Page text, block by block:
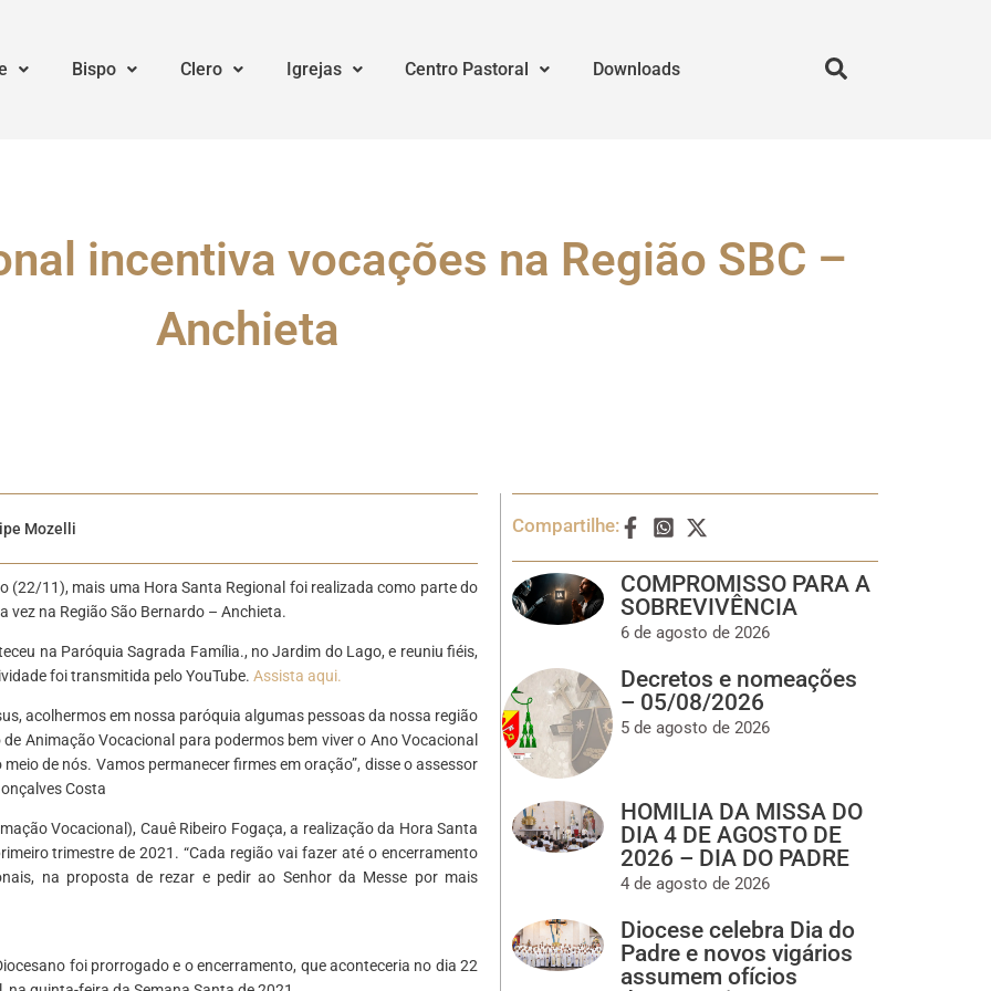
Bispo Clero Igrejas Centro Pastoral Downloads
incentiva vocações na Região SBC –
Anchieta
Mozelli
(22/11), mais uma Hora Santa Regional foi realizada como parte do
vez na Região São Bernardo – Anchieta.
na Paróquia Sagrada Família., no Jardim do Lago, e reuniu fiéis,
foi transmitida pelo YouTube. Assista aqui.
acolhermos em nossa paróquia algumas pessoas da nossa região
Animação Vocacional para podermos bem viver o Ano Vocacional
de nós. Vamos permanecer firmes em oração”, disse o assessor
Costa
Vocacional), Cauê Ribeiro Fogaça, a realização da Hora Santa
trimestre de 2021. “Cada região vai fazer até o encerramento
na proposta de rezar e pedir ao Senhor da Messe por mais
foi prorrogado e o encerramento, que aconteceria no dia 22
Compartilhe:
COMPROMISSO PARA A
SOBREVIVÊNCIA
6 de agosto de 2026
Decretos e nomeações
– 05/08/2026
5 de agosto de 2026
HOMILIA DA MISSA DO
DIA 4 DE AGOSTO DE
2026 – DIA DO PADRE
4 de agosto de 2026
Diocese celebra Dia do
Padre e novos vigários
assumem ofícios